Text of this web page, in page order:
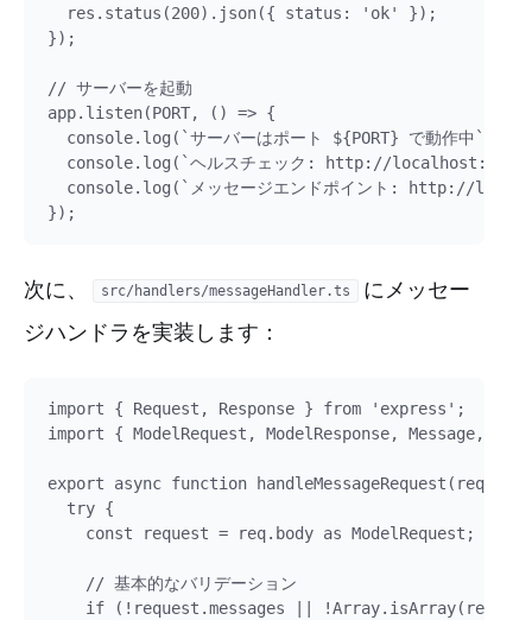
  res.status(200).json({ status: 'ok' });
});
// サーバーを起動
app.listen(PORT, () => {
  console.log(`サーバーはポート ${PORT} で動作中`);
console.log(`ヘルスチェック: http://
console.log(`メッセージエンドポイント: http://
次に、 src/handlers/messageHandler.ts
にメッセー
ジハンドラを実装します：
import { Request, Response } from 'express';
import { ModelRequest, ModelResponse, Message,
export async function handleMessageRequest(req:
  try {
    const request = req.body as ModelRequest;
    // 基本的なバリデーション
if (!request.messages ||